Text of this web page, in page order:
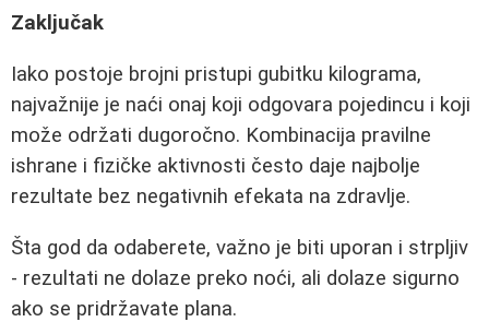
Zaključak
Iako postoje brojni pristupi gubitku kilograma,
najvažnije je naći onaj koji odgovara pojedincu i koji
može održati dugoročno. Kombinacija pravilne
ishrane i fizičke aktivnosti često daje najbolje
rezultate bez negativnih efekata na zdravlje.
Šta god da odaberete, važno je biti uporan i strpljiv
- rezultati ne dolaze preko noći, ali dolaze sigurno
ako se pridržavate plana.